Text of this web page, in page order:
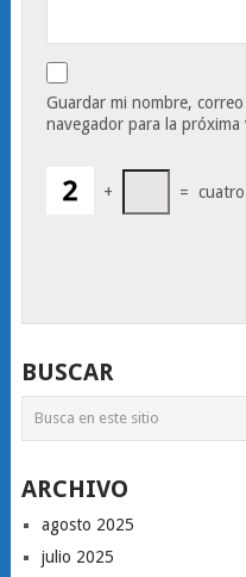
Guardar mi nombre,
navegador para la
+ = cuatro
BUSCAR
ARCHIVO
agosto 2025
julio 2025